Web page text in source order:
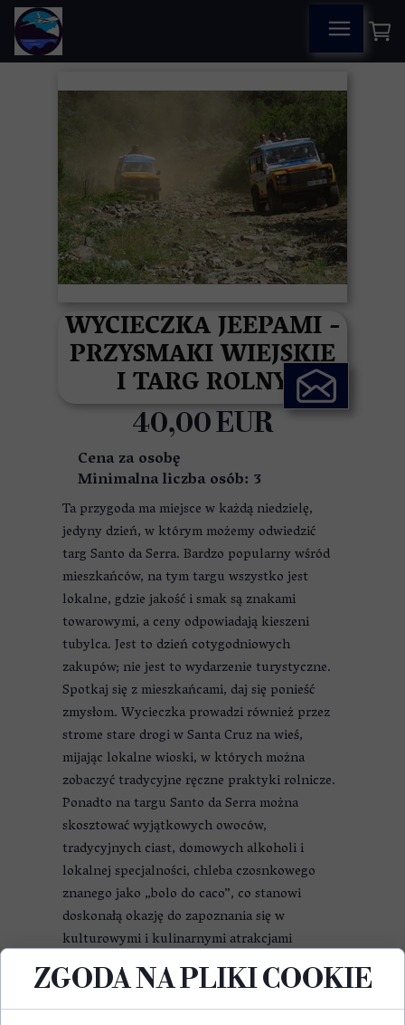
Dodaj do koszyka
Ta przygoda ma miejsce w każdą niedzielę,
jedyny dzień, w którym możemy odwiedzić
targ Santo da Serra. Bardzo popularny wśród
mieszkańców, na tym targu wszystko jest
lokalne, gdzie jakość i smak są znakami
towarowymi, a ceny odpowiadają kieszeni
tubylca. Jest to dzień cotygodniowych
zakupów; nie jest to wydarzenie turystyczne.
Spotkaj się z mieszkańcami, daj się ponieść
zmysłom. Wycieczka prowadzi również przez
strome stare drogi w Santa Cruz na wieś,
mijając lokalne wioski, w których można
zobaczyć tradycyjne ręczne praktyki rolnicze.
Ponadto na targu Santo da Serra można
skosztować wyjątkowych owoców,
tradycyjnych ciast, domowych alkoholi i
lokalnej specjalności, chleba czosnkowego
znanego jako „bolo do caco”, co stanowi
doskonałą okazję do zapoznania się w
kulturowymi i kulinarnymi atrakcjami
regionu.
Cena za osobę
Minimalna liczba osób: 3
40,00 EUR
WYCIECZKA JEEPAMI -
PRZYSMAKI WIEJSKIE
I TARG ROLNY
ZGODA NA PLIKI COOKIE